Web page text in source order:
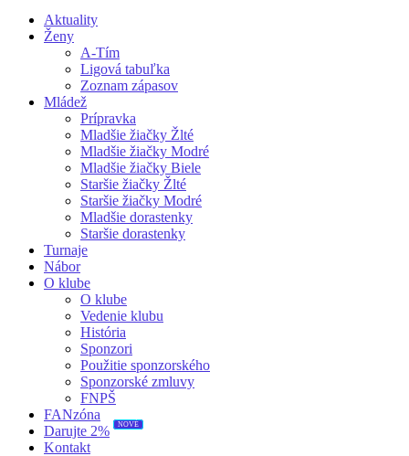
Aktuality
Ženy
A-Tím
Ligová tabuľka
Zoznam zápasov
Mládež
Prípravka
Mladšie žiačky Žlté
Mladšie žiačky Modré
Mladšie žiačky Biele
Staršie žiačky Žlté
Staršie žiačky Modré
Mladšie dorastenky
Staršie dorastenky
Turnaje
Nábor
O klube
O klube
Vedenie klubu
História
Sponzori
Použitie sponzorského
Sponzorské zmluvy
FNPŠ
FANzóna
Darujte 2%
NOVÉ
Kontakt